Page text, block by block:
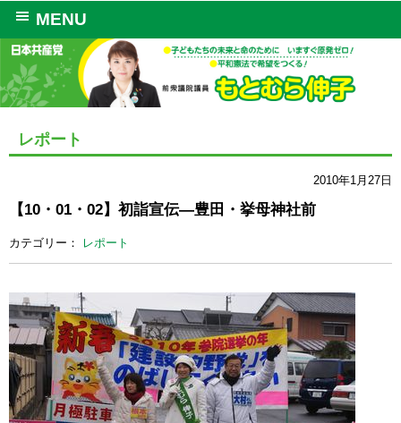
MENU
レポート
2010年1月27日
【10・01・02】初詣宣伝―豊田・挙母神社前
カテゴリー： レポート